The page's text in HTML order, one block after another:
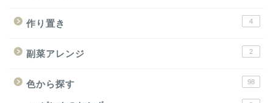
作り置き 4
副菜アレンジ 2
色から探す 98